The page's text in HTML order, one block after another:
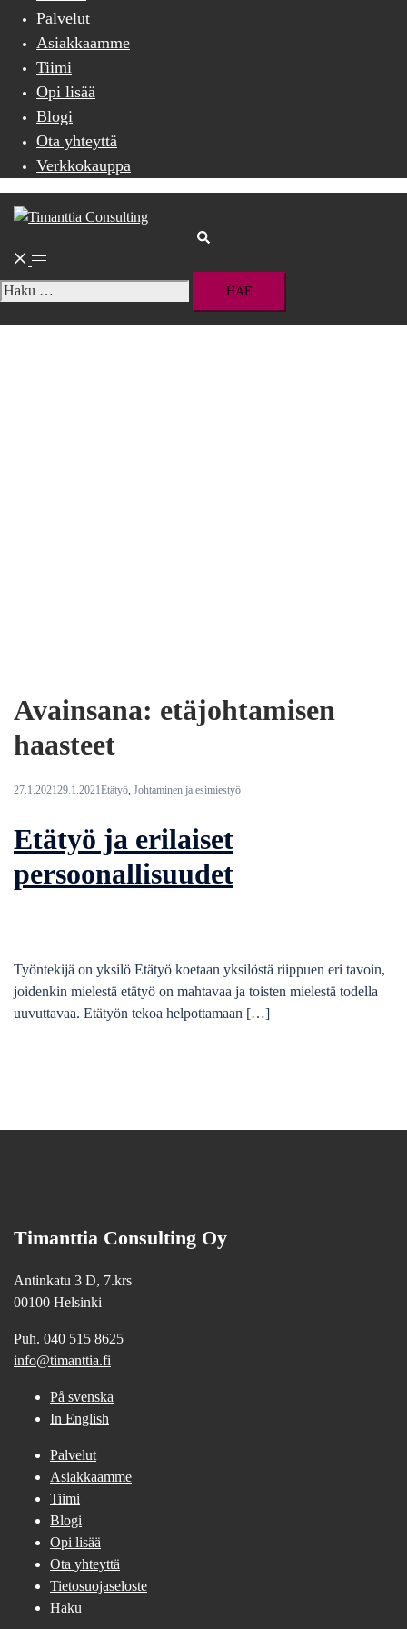
Palvelut
Asiakkaamme
Tiimi
Opi lisää
Blogi
Ota yhteyttä
Verkkokauppa
Toggle
menu
Haku:
Avainsana: etäjohtamisen
haasteet
27.1.202129.1.2021Etätyö, Johtaminen ja esimiestyö
Etätyö ja erilaiset
persoonallisuudet
Työntekijä on yksilö Etätyö koetaan yksilöstä riippuen eri tavoin,
joidenkin mielestä etätyö on mahtavaa ja toisten mielestä todella
uuvuttavaa. Etätyön tekoa helpottamaan […]
Timanttia Consulting Oy
Antinkatu 3 D, 7.krs
00100 Helsinki
Puh. 040 515 8625
info@timanttia.fi
På svenska
In English
Palvelut
Asiakkaamme
Tiimi
Blogi
Opi lisää
Ota yhteyttä
Tietosuojaseloste
Haku